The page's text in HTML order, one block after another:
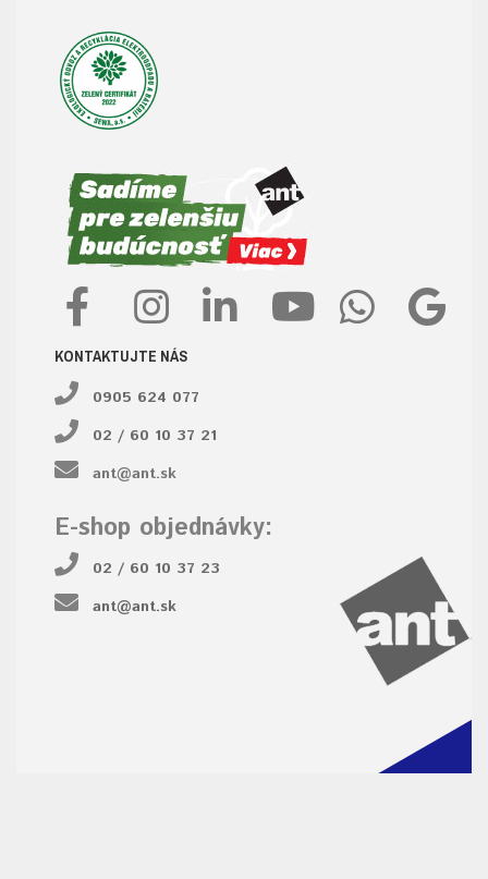
KONTAKTUJTE NÁS
0905 624 077
02 / 60 10 37 21
ant@ant.sk
E-shop objednávky:
02 / 60 10 37 23
ant@ant.sk